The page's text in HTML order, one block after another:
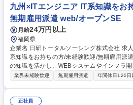
は細胞培養や生化学試験の実習等、実務経験
授。理論と実験技術を基礎から体系的に学べ
して研究職デビューが可能です。 募集職種 ◆鹿児島×化学・バイオ系エン
ジニア◆知見がある方/未経験歓迎/無期雇用派
九州×ITエンジニア IT系知識をお
無期雇用派遣 web/オープンSE
月給24万円以上
福岡県
企業名 日研トータルソーシング株式会社 求人名 ◆九州×ITエンジニア◆IT
系知識をお持ちの方/未経験歓迎/無期雇用派遣 仕事の内容 情報システム系
の知識を活かし、WEBシステムやインフラ
門研修から開始し、期間中の面談を経て、あ
ります。スキルに応じ要件定義～運用まで最
業界未経験歓迎 無期雇用派遣 年間休日120日
正社員